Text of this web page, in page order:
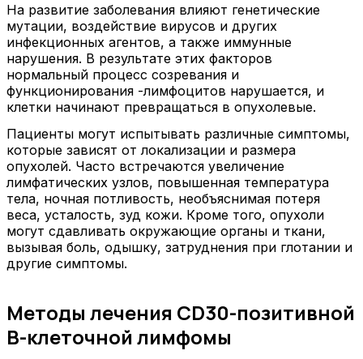
На развитие заболевания влияют генетические
мутации, воздействие вирусов и других
инфекционных агентов, а также иммунные
нарушения. В результате этих факторов
нормальный процесс созревания и
функционирования -лимфоцитов нарушается, и
клетки начинают превращаться в опухолевые.
Пациенты могут испытывать различные симптомы,
которые зависят от локализации и размера
опухолей. Часто встречаются увеличение
лимфатических узлов, повышенная температура
тела, ночная потливость, необъяснимая потеря
веса, усталость, зуд кожи. Кроме того, опухоли
могут сдавливать окружающие органы и ткани,
вызывая боль, одышку, затруднения при глотании и
другие симптомы.
Методы лечения CD30-позитивной
В-клеточной лимфомы